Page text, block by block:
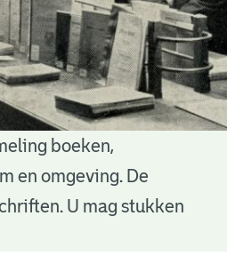
boeken,
en omgeving. De
U mag stukken